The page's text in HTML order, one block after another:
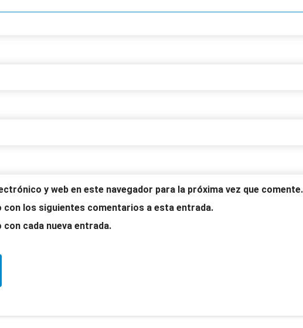
y web en este navegador para la próxima vez que comente.
los siguientes comentarios a esta entrada.
cada nueva entrada.